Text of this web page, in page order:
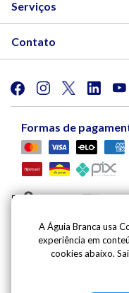
Serviços
Contato
Formas de
Viação Águia Branca
Cariacica - ES - CEP:
A Águia Branca usa
experiência em
cookies abaixo.